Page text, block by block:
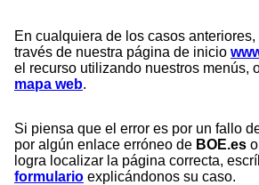
En cualquiera de los casos
través de nuestra página de inicio
el recurso utilizando nuestros menús,
mapa web.
Si piensa que el error es por un fallo
por algún enlace erróneo de BOE.es
logra localizar la página correcta,
formulario explicándonos su caso.